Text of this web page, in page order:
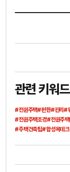
관련 키워드
#전원주택#편한#관리#
#전원주택조경#전원주
#주택건축팁#합성목데크